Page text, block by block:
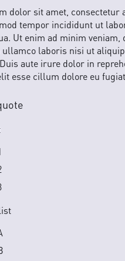
dolor sit amet, consectetur
tempor incididunt ut
Ut enim ad minim veniam,
ullamco laboris nisi ut
aute irure dolor in
esse cillum dolore eu